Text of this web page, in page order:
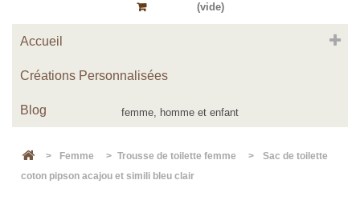
(vide)
Accueil
Créations Personnalisées
Blog
> Femme > Trousse de toilette femme >
Sac de toilette
coton pipson acajou et simili bleu clair